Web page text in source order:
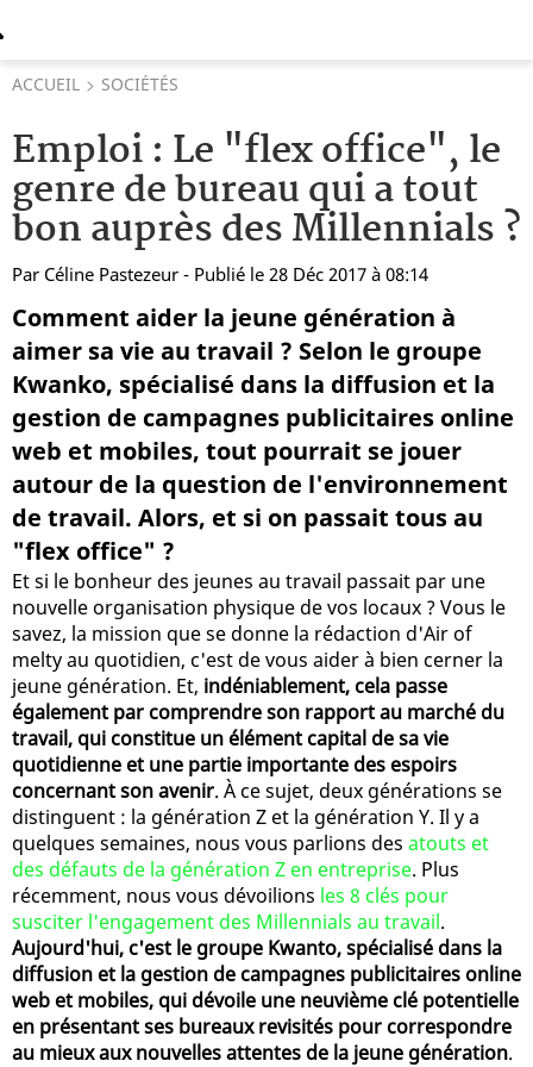
ACCUEIL SOCIÉTÉS
Emploi : Le "flex office", le
genre de bureau qui a tout
bon auprès des Millennials ?
Par Céline Pastezeur - Publié le 28 Déc 2017 à 08:14
Comment aider la jeune génération à
aimer sa vie au travail ? Selon le groupe
Kwanko, spécialisé dans la diffusion et la
gestion de campagnes publicitaires online
web et mobiles, tout pourrait se jouer
autour de la question de l'environnement
de travail. Alors, et si on passait tous au
"flex office" ?
Et si le bonheur des jeunes au travail passait par une
nouvelle organisation physique de vos locaux ? Vous le
savez, la mission que se donne la rédaction d'Air of
melty au quotidien, c'est de vous aider à bien cerner la
jeune génération. Et, indéniablement, cela passe
également par comprendre son rapport au marché du
travail, qui constitue un élément capital de sa vie
quotidienne et une partie importante des espoirs
concernant son avenir. À ce sujet, deux générations se
distinguent : la génération Z et la génération Y. Il y a
quelques semaines, nous vous parlions des atouts et
des défauts de la génération Z en entreprise. Plus
récemment, nous vous dévoilions les 8 clés pour
susciter l'engagement des Millennials au travail.
Aujourd'hui, c'est le groupe Kwanto, spécialisé dans la
diffusion et la gestion de campagnes publicitaires online
web et mobiles, qui dévoile une neuvième clé potentielle
en présentant ses bureaux revisités pour correspondre
au mieux aux nouvelles attentes de la jeune génération.